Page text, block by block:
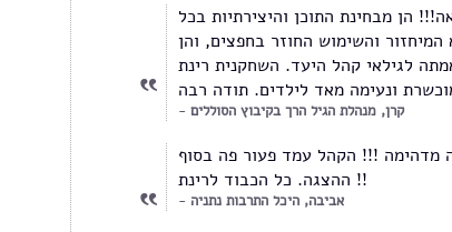
הן מבחינת התוכן והיצירתיות בכל
והשימוש החוזר בחפצים, והן
לגילאי קהל היעד. השחקנית רינת
ונעימה מאד לילדים. תודה רבה
קרן, מנהלת הגיל הרך בקיבוץ הסוללים
מדהימה !!! הקהל עמד פעור פה בסוף
ההצגה. כל הכבוד לרינת !!
אביבה, היכל התרבות נתניה